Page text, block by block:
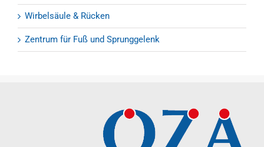
Wirbelsäule & Rücken
Zentrum für Fuß und Sprunggelenk